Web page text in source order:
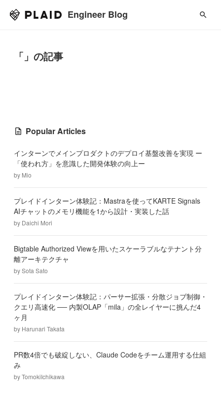
Engineer Blog
「」の記事
Popular Articles
インターンでメインプロダクトのデプロイ基盤改善を実現 ー
「使われ方」を意識した開発体験の向上ー
by Mio
プレイドインターン体験記：Mastraを使ってKARTE Signals
AIチャットのメモリ機能を1から設計・実装した話
by Daichi Mori
Bigtable Authorized Viewを用いたスケーラブルなテナント分
離アーキテクチャ
bySota Sato
プレイドインターン体験記：パーサー拡張・分散ジョブ制御・
クエリ高速化 ── 内製OLAP「mila」の全レイヤーに挑んだ4
ヶ月
by Harunari Takata
PR数4倍でも破綻しない、Claude Codeをチーム運用する仕組
み
byTomokiIchikawa